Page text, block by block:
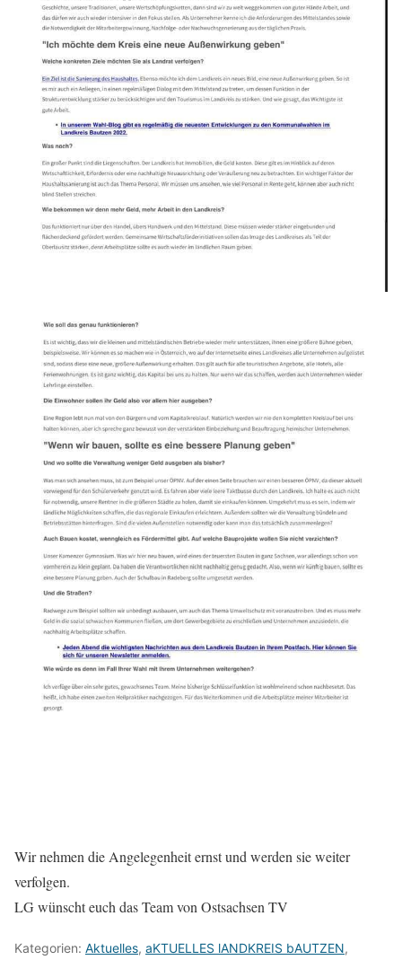
Wir nehmen die Angelegenheit ernst und werden sie weiter
verfolgen.
LG wünscht euch das Team von Ostsachsen TV
Kategorien: Aktuelles, aKTUELLES lANDKREIS bAUTZEN,